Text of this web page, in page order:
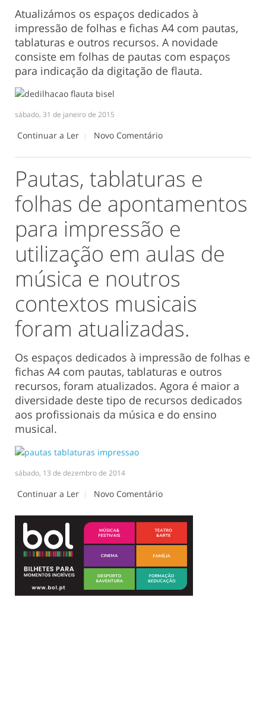
Atualizámos os espaços dedicados à
impressão de folhas e fichas A4 com pautas,
tablaturas e outros recursos. A novidade
consiste em folhas de pautas com espaços
para indicação da digitação de flauta.
sábado, 31 de janeiro de 2015
Continuar a Ler Novo Comentário
Pautas, tablaturas e
folhas de apontamentos
para impressão e
utilização em aulas de
música e noutros
contextos musicais
foram atualizadas.
Os espaços dedicados à impressão de folhas e
fichas A4 com pautas, tablaturas e outros
recursos, foram atualizados. Agora é maior a
diversidade deste tipo de recursos dedicados
aos profissionais da música e do ensino
musical.
sábado, 13 de dezembro de 2014
Continuar a Ler Novo Comentário